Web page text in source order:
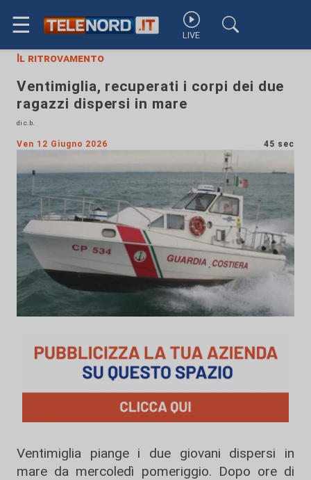
☰ LIVE
Il ritrovamento
Ventimiglia, recuperati i corpi dei due
ragazzi dispersi in mare
di c.b.
Ven 12 Giugno 2026 45 sec
Ventimiglia piange i due giovani dispersi in
mare da mercoledì pomeriggio. Dopo ore di